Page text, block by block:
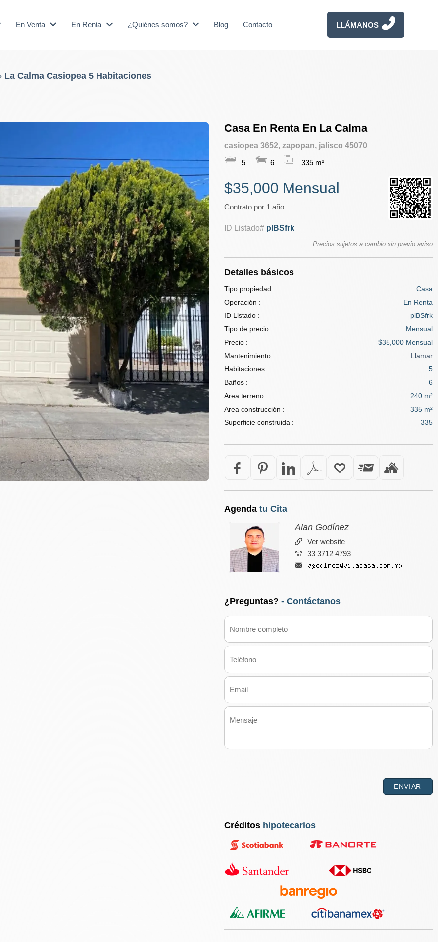
En Venta En Renta ¿Quiénes somos? Blog Contacto LLÁMANOS
La Calma Casiopea 5 Habitaciones
Casa En Renta En La Calma
casiopea 3652, zapopan, jalisco 45070
5 6 335 m²
$35,000 Mensual
Contrato por 1 año
ID Listado# plBSfrk
Precios sujetos a cambio sin previo aviso
Detalles básicos
Tipo propiedad :
Casa
Operación :
En Renta
ID Listado :
plBSfrk
Tipo de precio :
Mensual
Precio :
$35,000 Mensual
Mantenimiento :
Llamar
Habitaciones :
5
Baños :
6
Area terreno :
240 m²
Area construcción :
335 m²
Superficie construida :
335
Agendatu Cita
Alan Godínez
Ver website
33 3712 4793
¿Preguntas? - Contáctanos
Créditoshipotecarios